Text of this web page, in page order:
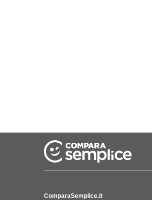
ComparaSemplice.it